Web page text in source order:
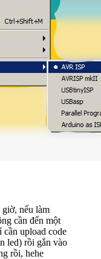
nếu làm
cần đến một
upload code
led) rồi gắn vào
rồi, hehe